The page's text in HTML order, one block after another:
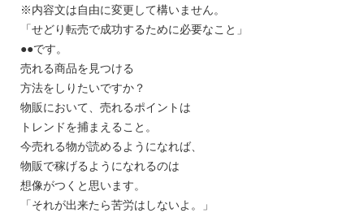
※内容文は自由に変更して構いません。
「せどり転売で成功するために必要なこと」
●●です。
売れる商品を見つける
方法をしりたいですか？
物販において、売れるポイントは
トレンドを捕まえること。
今売れる物が読めるようになれば、
物販で稼げるようになれるのは
想像がつくと思います。
「それが出来たら苦労はしないよ。」